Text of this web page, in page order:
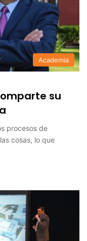
Academia
su
procesos de
cosas, lo que